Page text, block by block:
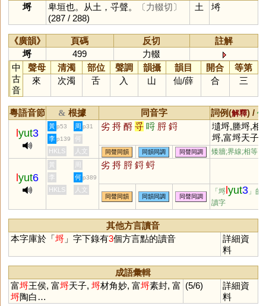
埒
卑垣也。从土，寽聲。
〔力輟切〕
(287 / 288)
土 埓
《廣韻》 頁碼 反切
註解
埒
499
力輟
中
古
音
聲母 清濁 部位 聲調 韻攝 韻目 開合
等第
來
次濁 舌 入 山 仙/薛 合 三
粵語音節 & 根據 同音字 詞例(解釋) /
yut3
黃 p53 周 p31 劣 捋 酹 寽 哷 脟 鋝
壝埒,塍埒,相
埒,富埒天子
記•平準書)
李 p139
何
HKLS
人文 同聲同韻 同韻同調 同聲同調 矮牆;界線;相等
yut6
黃 周 劣 捋 脟 鋝 蛶
李 何 p389
HKLS 人文
同聲同韻 同韻同調 同聲同調
「埒 lyut3 」的
讀字
其他方言讀音
本字庫於「埒」字下錄有3個方言點的讀音
詳細資
料
成語彙輯
富埒王侯, 富埒天子, 埒材角妙, 富埒素封, 富
埒陶白…
(5/6)
詳細資
料